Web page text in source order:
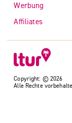
Copyright: © 2026
Alle Rechte
Werbung
Affiliates